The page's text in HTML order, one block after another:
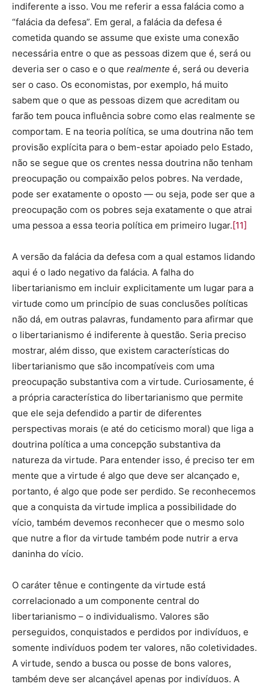
indiferente a isso. Vou me referir a essa falácia como a
“falácia da defesa”. Em geral, a falácia da defesa é
cometida quando se assume que existe uma conexão
necessária entre o que as pessoas dizem que é, será ou
deveria ser o caso e o que realmente é, será ou deveria
ser o caso. Os economistas, por exemplo, há muito
sabem que o que as pessoas dizem que acreditam ou
farão tem pouca influência sobre como elas realmente se
comportam. E na teoria política, se uma doutrina não tem
provisão explícita para o bem-estar apoiado pelo Estado,
não se segue que os crentes nessa doutrina não tenham
preocupação ou compaixão pelos pobres. Na verdade,
pode ser exatamente o oposto — ou seja, pode ser que a
preocupação com os pobres seja exatamente o que atrai
uma pessoa a essa teoria política em primeiro lugar.[11]
A versão da falácia da defesa com a qual estamos lidando
aqui é o lado negativo da falácia. A falha do
libertarianismo em incluir explicitamente um lugar para a
virtude como um princípio de suas conclusões políticas
não dá, em outras palavras, fundamento para afirmar que
o libertarianismo é indiferente à questão. Seria preciso
mostrar, além disso, que existem características do
libertarianismo que são incompatíveis com uma
preocupação substantiva com a virtude. Curiosamente, é
a própria característica do libertarianismo que permite
que ele seja defendido a partir de diferentes
perspectivas morais (e até do ceticismo moral) que liga a
doutrina política a uma concepção substantiva da
natureza da virtude. Para entender isso, é preciso ter em
mente que a virtude é algo que deve ser alcançado e,
portanto, é algo que pode ser perdido. Se reconhecemos
que a conquista da virtude implica a possibilidade do
vício, também devemos reconhecer que o mesmo solo
que nutre a flor da virtude também pode nutrir a erva
daninha do vício.
O caráter tênue e contingente da virtude está
correlacionado a um componente central do
libertarianismo – o individualismo. Valores são
perseguidos, conquistados e perdidos por indivíduos, e
somente indivíduos podem ter valores, não coletividades.
A virtude, sendo a busca ou posse de bons valores,
também deve ser alcançável apenas por indivíduos. A